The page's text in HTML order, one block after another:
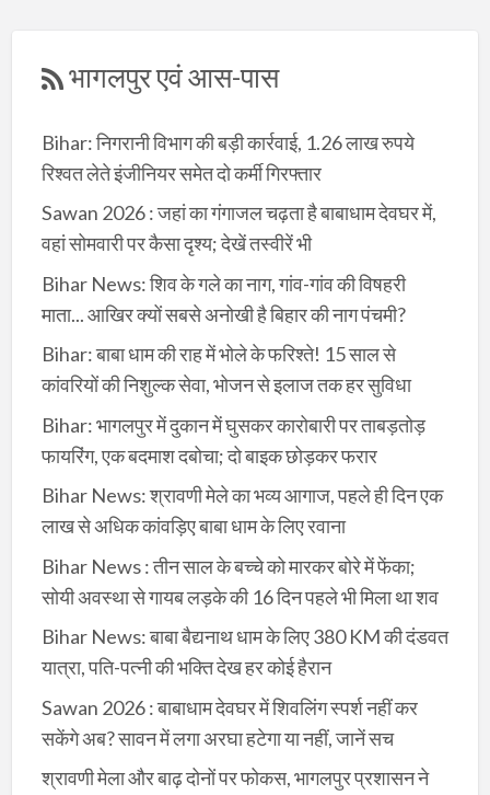
भागलपुर एवं आस-पास
Bihar: निगरानी विभाग की बड़ी कार्रवाई, 1.26 लाख रुपये
रिश्वत लेते इंजीनियर समेत दो कर्मी गिरफ्तार
Sawan 2026 : जहां का गंगाजल चढ़ता है बाबाधाम देवघर में,
वहां सोमवारी पर कैसा दृश्य; देखें तस्वीरें भी
Bihar News: शिव के गले का नाग, गांव-गांव की विषहरी
माता... आखिर क्यों सबसे अनोखी है बिहार की नाग पंचमी?
Bihar: बाबा धाम की राह में भोले के फरिश्ते! 15 साल से
कांवरियों की निशुल्क सेवा, भोजन से इलाज तक हर सुविधा
Bihar: भागलपुर में दुकान में घुसकर कारोबारी पर ताबड़तोड़
फायरिंग, एक बदमाश दबोचा; दो बाइक छोड़कर फरार
Bihar News: श्रावणी मेले का भव्य आगाज, पहले ही दिन एक
लाख से अधिक कांवड़िए बाबा धाम के लिए रवाना
Bihar News : तीन साल के बच्चे को मारकर बोरे में फेंका;
सोयी अवस्था से गायब लड़के की 16 दिन पहले भी मिला था शव
Bihar News: बाबा बैद्यनाथ धाम के लिए 380 KM की दंडवत
यात्रा, पति-पत्नी की भक्ति देख हर कोई हैरान
Sawan 2026 : बाबाधाम देवघर में शिवलिंग स्पर्श नहीं कर
सकेंगे अब? सावन में लगा अरघा हटेगा या नहीं, जानें सच
श्रावणी मेला और बाढ़ दोनों पर फोकस, भागलपुर प्रशासन ने